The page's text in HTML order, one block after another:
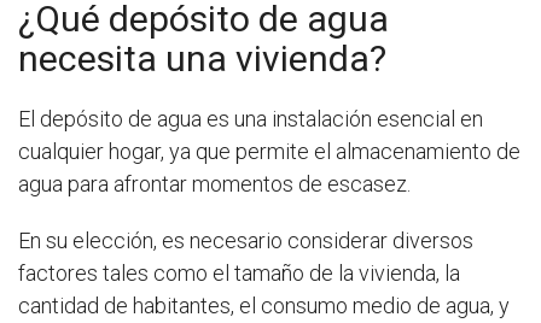
¿Qué depósito de agua
necesita una vivienda?
El depósito de agua es una instalación esencial en
cualquier hogar, ya que permite el almacenamiento de
agua para afrontar momentos de escasez.
En su elección, es necesario considerar diversos
factores tales como el tamaño de la vivienda, la
cantidad de habitantes, el consumo medio de agua, y